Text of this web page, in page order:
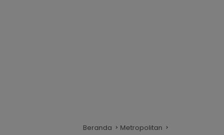
Beranda Metropolitan